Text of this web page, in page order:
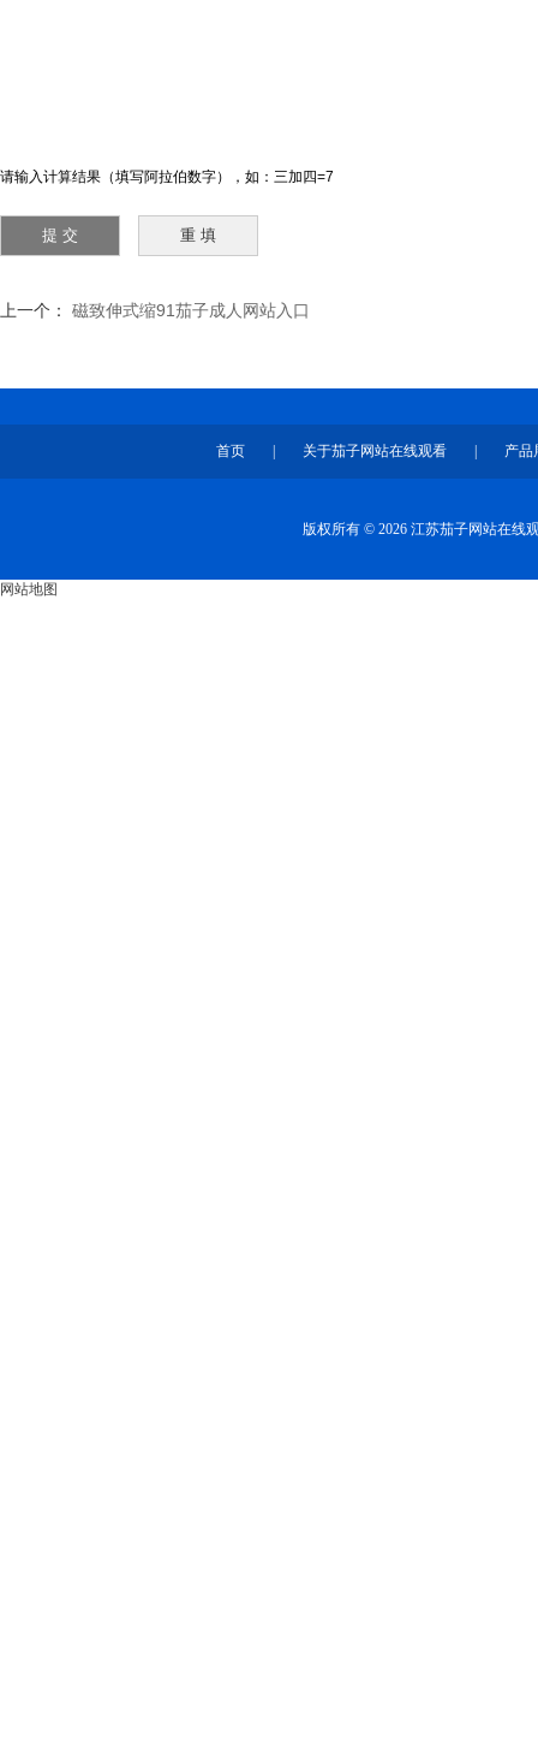
请输入计算结果（填写阿拉伯数字），如：三加四=7
上一个： 磁致伸式缩91茄子成人网站入口
首页 关于茄子网站在线观看 产品
版权所有 © 2026 江苏茄子网站在线
网站地图